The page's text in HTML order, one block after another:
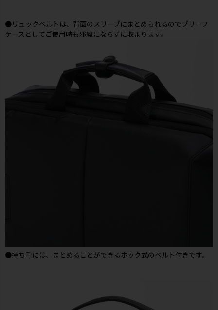
●リュックベルトは、背面のスリーブにまとめられるのでブリーフ
ケースとしてご使用時も邪魔にならずに収まります。
●持ち手には、まとめることができるホック式のベルト付きです。